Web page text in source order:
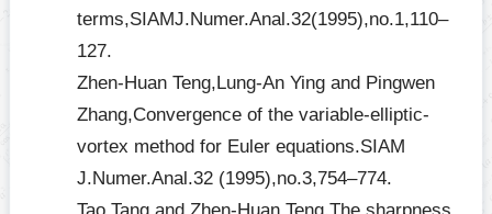
terms,SIAMJ.Numer.Anal.32(1995),no.1,110–
127.
Zhen-Huan Teng,Lung-An Ying and Pingwen
Zhang,Convergence of the variable-elliptic-
vortex method for Euler equations.SIAM
J.Numer.Anal.32 (1995),no.3,754–774.